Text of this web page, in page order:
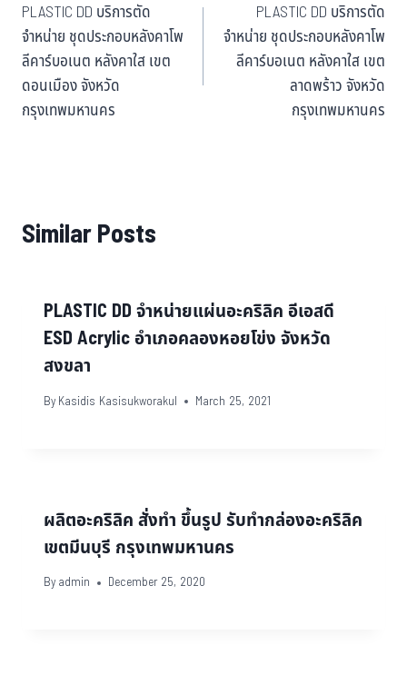
PLASTIC DD บริการตัด
จำหน่าย ชุดประกอบหลังคาโพ
ลีคาร์บอเนต หลังคาใส เขต
ดอนเมือง จังหวัด
กรุงเทพมหานคร
PLASTIC DD บริการตัด
จำหน่าย ชุดประกอบหลังคาโพ
ลีคาร์บอเนต หลังคาใส เขต
ลาดพร้าว จังหวัด
กรุงเทพมหานคร
Similar Posts
PLASTIC DD จำหน่ายแผ่นอะคริลิค อีเอสดี
ESD Acrylic อำเภอคลองหอยโข่ง จังหวัด
สงขลา
By Kasidis Kasisukworakul March 25, 2021
ผลิตอะคริลิค สั่งทํา ขึ้นรูป รับทํากล่องอะคริลิค
เขตมีนบุรี กรุงเทพมหานคร
By admin December 25, 2020